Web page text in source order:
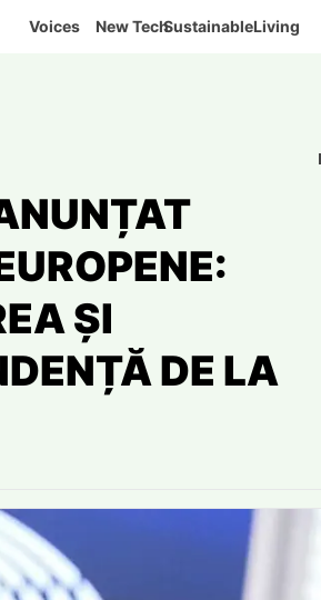
Voices New TechSustainableLiving
ȘI
DE LA